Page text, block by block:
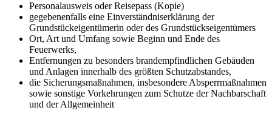
Personalausweis oder Reisepass (Kopie)
gegebenenfalls eine Einverständniserklärung der
Grundstückeigentümerin oder des Grundstückseigentümers
Ort, Art und Umfang sowie Beginn und Ende des
Feuerwerks,
Entfernungen zu besonders brandempfindlichen Gebäuden
und Anlagen innerhalb des größten Schutzabstandes,
die Sicherungsmaßnahmen, insbesondere Absperrmaßnahmen
sowie sonstige Vorkehrungen zum Schutze der Nachbarschaft
und der Allgemeinheit